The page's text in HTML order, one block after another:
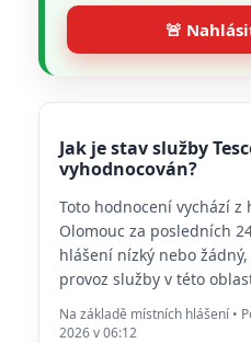
🚨
Jak je stav služby
vyhodnocován?
Toto hodnocení vychází z
Olomouc za posledních
hlášení nízký nebo
provoz služby v této
Na základě místních hlášení •
2026 v 06:12